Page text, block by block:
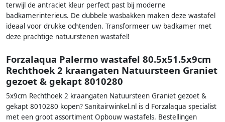
terwijl de antraciet kleur perfect past bij moderne
badkamerinterieus. De dubbele wasbakken maken deze wastafel
ideaal voor drukke ochtenden. Transformeer uw badkamer met
deze prachtige natuurstenen wastafel!
Forzalaqua Palermo wastafel 80.5x51.5x9cm
Rechthoek 2 kraangaten Natuursteen Graniet
gezoet & gekapt 8010280
5x9cm Rechthoek 2 kraangaten Natuursteen Graniet gezoet &
gekapt 8010280 kopen? Sanitairwinkel.nl is d Forzalaqua specialist
met een groot assortiment Opbouw wastafels. Bestellingen